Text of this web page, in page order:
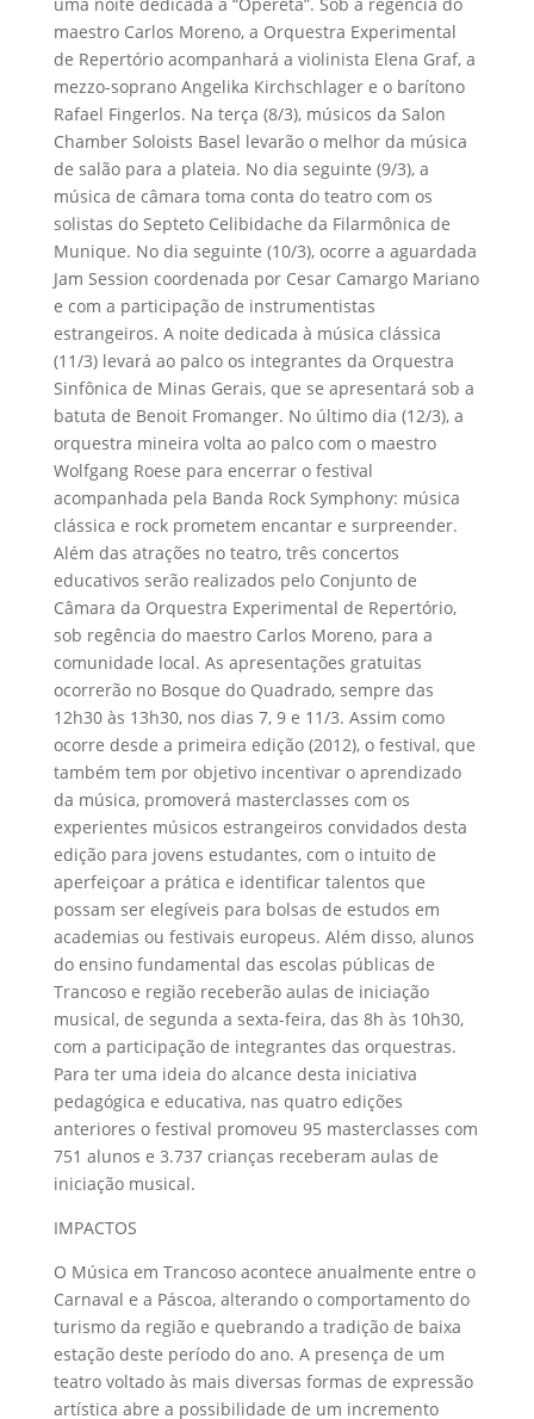
uma noite dedicada à “Opereta”. Sob a regência do
maestro Carlos Moreno, a Orquestra Experimental
de Repertório acompanhará a violinista Elena Graf, a
mezzo-soprano Angelika Kirchschlager e o barítono
Rafael Fingerlos. Na terça (8/3), músicos da Salon
Chamber Soloists Basel levarão o melhor da música
de salão para a plateia. No dia seguinte (9/3), a
música de câmara toma conta do teatro com os
solistas do Septeto Celibidache da Filarmônica de
Munique. No dia seguinte (10/3), ocorre a aguardada
Jam Session coordenada por Cesar Camargo Mariano
e com a participação de instrumentistas
estrangeiros. A noite dedicada à música clássica
(11/3) levará ao palco os integrantes da Orquestra
Sinfônica de Minas Gerais, que se apresentará sob a
batuta de Benoit Fromanger. No último dia (12/3), a
orquestra mineira volta ao palco com o maestro
Wolfgang Roese para encerrar o festival
acompanhada pela Banda Rock Symphony: música
clássica e rock prometem encantar e surpreender.
Além das atrações no teatro, três concertos
educativos serão realizados pelo Conjunto de
Câmara da Orquestra Experimental de Repertório,
sob regência do maestro Carlos Moreno, para a
comunidade local. As apresentações gratuitas
ocorrerão no Bosque do Quadrado, sempre das
12h30 às 13h30, nos dias 7, 9 e 11/3. Assim como
ocorre desde a primeira edição (2012), o festival, que
também tem por objetivo incentivar o aprendizado
da música, promoverá masterclasses com os
experientes músicos estrangeiros convidados desta
edição para jovens estudantes, com o intuito de
aperfeiçoar a prática e identificar talentos que
possam ser elegíveis para bolsas de estudos em
academias ou festivais europeus. Além disso, alunos
do ensino fundamental das escolas públicas de
Trancoso e região receberão aulas de iniciação
musical, de segunda a sexta-feira, das 8h às 10h30,
com a participação de integrantes das orquestras.
Para ter uma ideia do alcance desta iniciativa
pedagógica e educativa, nas quatro edições
anteriores o festival promoveu 95 masterclasses com
751 alunos e 3.737 crianças receberam aulas de
iniciação musical.
IMPACTOS
O Música em Trancoso acontece anualmente entre o
Carnaval e a Páscoa, alterando o comportamento do
turismo da região e quebrando a tradição de baixa
estação deste período do ano. A presença de um
teatro voltado às mais diversas formas de expressão
artística abre a possibilidade de um incremento